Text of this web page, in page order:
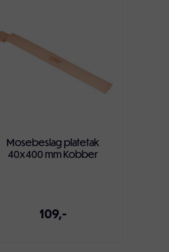
Mosebeslag platetak
40x400 mm Kobber
109,-